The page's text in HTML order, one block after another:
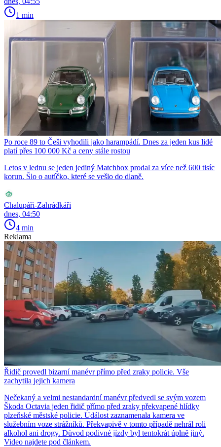
1 min
Po roce 89 to Češi vyhodili jako harampádí. Dnes za jeden kus lidé
platí přes 100 000 Kč a ceny stále rostou
Letos v lednu se jeden jediný Matchbox prodal za více než 600 tisíc
korun. Šlo o autíčko, které se vešlo do dlaně.
Chalupáři-Zahrádkáři
dnes, 04:50
4 min
Reklama
Řidič provedl bizarní manévr přímo před zraky policie. Vše
zachytila jejich kamera
Nečekaný a velmi nestandardní manévr předvedl se svým vozem
Škoda Octavia jeden řidič přímo před zraky překvapené hlídky
plzeňské městské policie. Událost zaznamenala kamera ve
služebním voze strážníků. Překvapivě v tomto případě nehrál roli
alkohol ani drogy. Důvod podivné jízdy byl tentokrát úplně jiný.
Video najdete pod článkem.